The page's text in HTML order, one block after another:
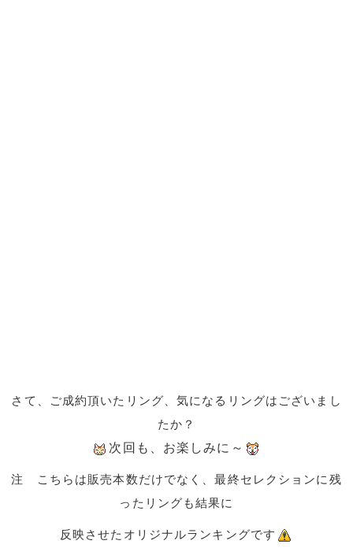
さて、ご成約頂いたリング、気になるリングはございまし
たか？
次回も、お楽しみに～
注 こちらは販売本数だけでなく、最終セレクションに残
ったリングも結果に
反映させたオリジナルランキングです